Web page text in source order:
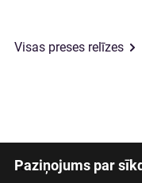
Paziņojums par
Visas preses relīzes
Latviski